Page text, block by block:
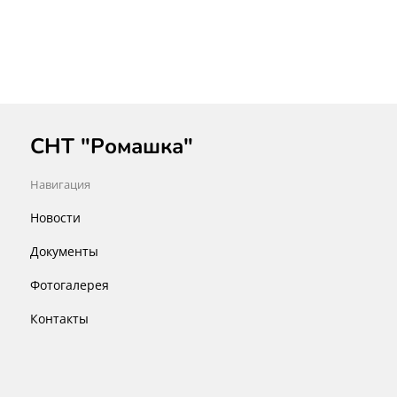
СНТ "Ромашка"
Навигация
Новости
Документы
Фотогалерея
Контакты